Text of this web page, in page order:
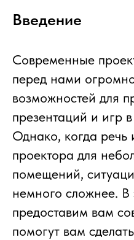
Введение
Современные
перед нами
возможностей для
презентаций и игр
Однако, когда речь
проектора для
помещений,
немного сложнее. В
предоставим вам
помогут вам